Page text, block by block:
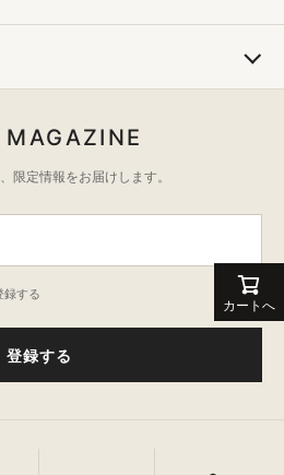
カートへ
限定情報をお届けします。
録する
登録する